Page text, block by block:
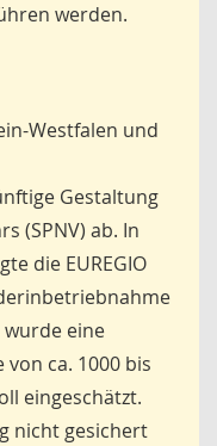
werden.
Westfalen und
Gestaltung
(SPNV) ab. In
die EUREGIO
wurde eine
ca. 1000 bis
eingeschätzt.
nicht gesichert